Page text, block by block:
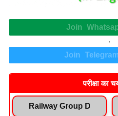
Join
.
Join
परीक्षा का
Railway Group D